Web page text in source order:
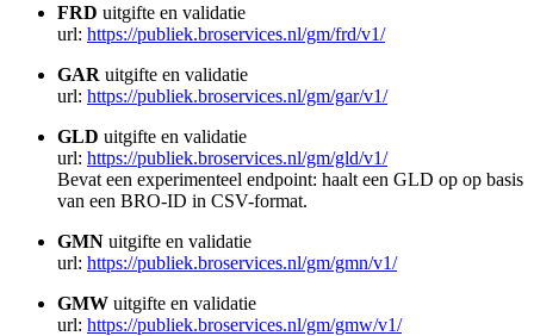
FRD uitgifte en validatie
url: https://publiek.broservices.nl/gm/frd/v1/
GAR uitgifte en validatie
url: https://publiek.broservices.nl/gm/gar/v1/
GLD uitgifte en validatie
url: https://publiek.broservices.nl/gm/gld/v1/
Bevat een experimenteel endpoint: haalt een GLD op op basis
van een BRO-ID in CSV-format.
GMN uitgifte en validatie
url: https://publiek.broservices.nl/gm/gmn/v1/
GMW uitgifte en validatie
url: https://publiek.broservices.nl/gm/gmw/v1/